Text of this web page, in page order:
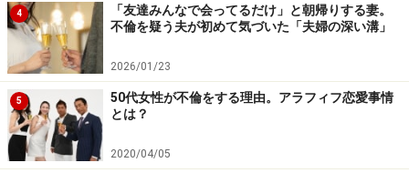
を持つ身として、連絡もせずに朝帰りというのはおかし
いのではないかと指摘した。
「分かった。ごめんと妻は言いました。『独身のころ、
あなたと同棲していたときも、私は常に“いい子”だった
でしょ。最近、“いい子”に疲れちゃった』って。確かに
妻は周りに気を遣い、誰からも好かれようと努力する人
4
「友達みんなで会ってるだけ」と朝帰りする妻。
不倫を疑う夫が初めて気づいた「夫婦の深い溝」
2026/01/23
5
50代女性が不倫をする理由。アラフィフ恋愛事情
とは？
2020/04/05